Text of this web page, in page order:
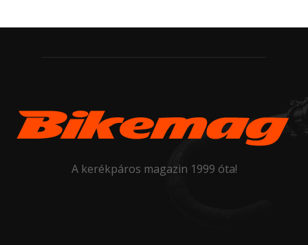
A kerékpáros magazin 1999 óta!